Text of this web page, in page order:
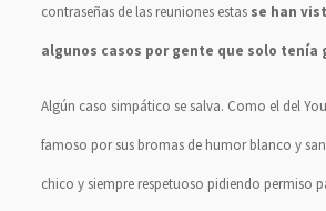
contraseñas de las reuniones estas se han
algunos casos por gente que solo tenía
Algún caso simpático se salva. Como el del
famoso por sus bromas de humor blanco y
chico y siempre respetuoso pidiendo permiso